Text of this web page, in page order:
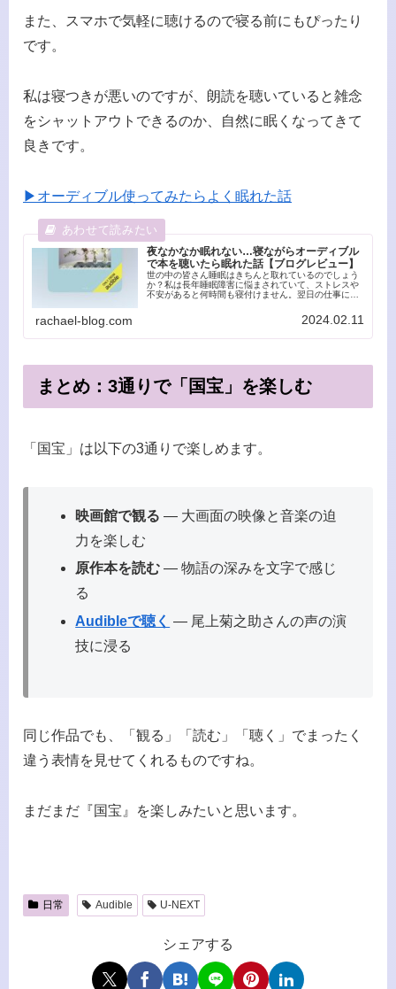
また、スマホで気軽に聴けるので寝る前にもぴったり
です。
私は寝つきが悪いのですが、朗読を聴いていると雑念
をシャットアウトできるのか、自然に眠くなってきて
良きです。
▶オーディブル使ってみたらよく眠れた話
夜なかなか眠れない…寝ながらオーディブル
で本を聴いたら眠れた話【ブログレビュー】
世の中の皆さん睡眠はきちんと取れているのでしょう
か？私は長年睡眠障害に悩まされていて、ストレスや
不安があると何時間も寝付けません。翌日の仕事にも
い、と今まであれこれ試してきました。先日、本を
rachael-blog.com 2024.02.11
まとめ：3通りで「国宝」を楽しむ
「国宝」は以下の3通りで楽しめます。
映画館で観る — 大画面の映像と音楽の迫
力を楽しむ
原作本を読む — 物語の深みを文字で感じ
る
Audibleで聴く — 尾上菊之助さんの声の演
技に浸る
同じ作品でも、「観る」「読む」「聴く」でまったく
違う表情を見せてくれるものですね。
まだまだ『国宝』を楽しみたいと思います。
日常 Audible U-NEXT
シェアする